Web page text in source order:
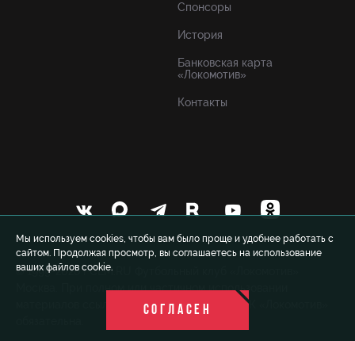
Мы используем cookies, чтобы вам было проще и удобнее работать с
сайтом. Продолжая просмотр, вы соглашаетесь на использование
ваших файлов cookie.
СОГЛАСЕН
Спонсоры
История
Банковская карта
«Локомотив»
Контакты
© 1999-2026 FCLM.RU Футбольный клуб «Локомотив»
Москва. При полном или частичном использовании
материалов ссылка на официальный сайт ФК «Локомотив»